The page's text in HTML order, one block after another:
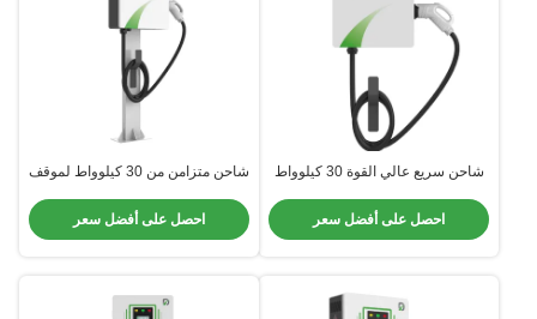
شاحن سريع عالي القوة 30 كيلوواط
احصل على أفضل سعر
شاحن متزامن من 30 كيلوواط لموقف
احصل على أفضل سعر